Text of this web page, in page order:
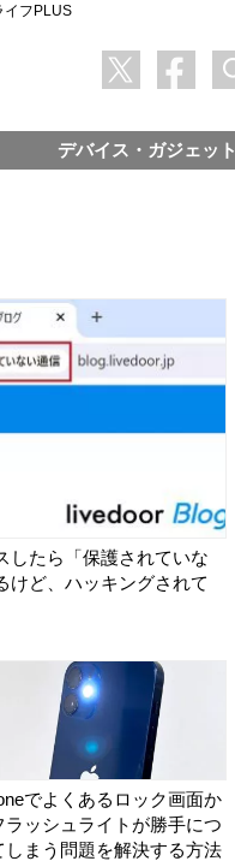
イフPLUS
したら「保護されていな
けど、ハッキングされて
でよくあるロック画面か
ラッシュライトが勝手につ
しまう問題を解決する方法
デバイス・ガジェット